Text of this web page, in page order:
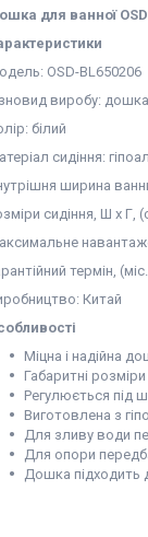
для ванної
OSD-BL650206
виробу:
білий
сидіння:
ширина
сидіння, Ш х Г,
термін,
Китай
Міцна і надійна
Габаритні
Регулюється під
Виготовлена з
Для зливу води
Для опори
Дошка підходить